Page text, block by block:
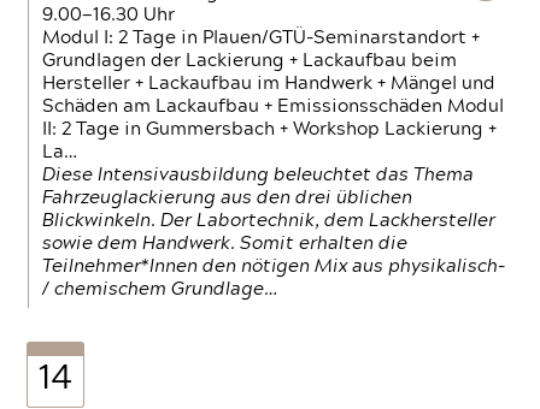
9.00—16.30 Uhr
Modul I: 2 Tage in Plauen/GTÜ-Seminarstandort +
Grundlagen der Lackierung + Lackaufbau beim
Hersteller + Lackaufbau im Handwerk + Mängel und
Schäden am Lackaufbau + Emissionsschäden Modul
II: 2 Tage in Gummersbach + Workshop Lackierung +
La…
Diese Intensivausbildung beleuchtet das Thema
Fahrzeuglackierung aus den drei üblichen
Blickwinkeln. Der Labortechnik, dem Lackhersteller
sowie dem Handwerk. Somit erhalten die
Teilnehmer*Innen den nötigen Mix aus physikalisch-
/ chemischem Grundlage…
14